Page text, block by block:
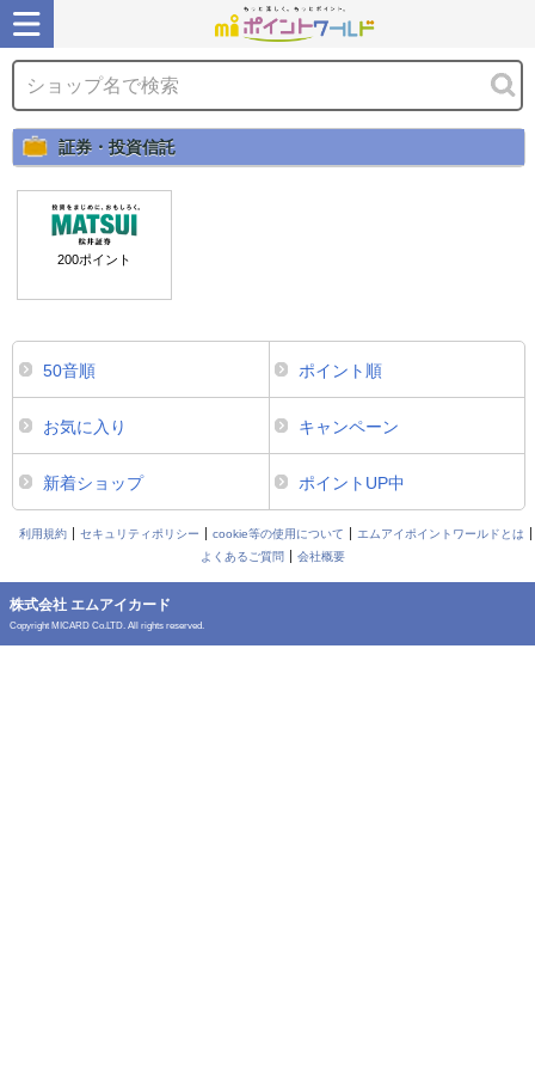
証券・投資信託
200ポイント
50音順 ポイント順
お気に入り キャンペーン
新着ショップ ポイントUP中
利用規約 セキュリティポリシー cookie等の使用について
エムアイポイントワールドとは
よくあるご質問
会社概要
株式会社 エムアイカード
Copyright MICARD Co.LTD. All rights reserved.